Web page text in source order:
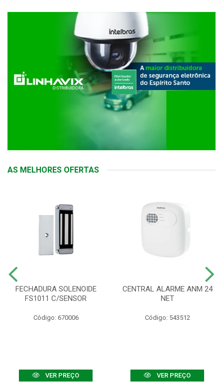
AS MELHORES OFERTAS
FECHADURA SOLENOIDE
FS1011 C/SENSOR
Código: 670006
VER PREÇO
CENTRAL ALARME ANM 24
NET
Código: 543512
VER PREÇO